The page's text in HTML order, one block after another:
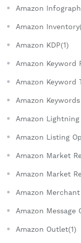
Amazon
Amazon
Amazon KDP(1)
Amazon Keyword
Amazon Keyword
Amazon
Amazon Lightning
Amazon Listing
Amazon Market
Amazon Market
Amazon Merchant
Amazon Message
Amazon Outlet(1)